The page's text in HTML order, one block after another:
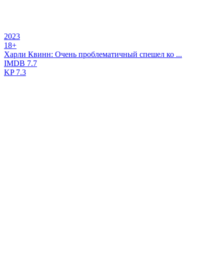
2023
18+
Харли Квинн: Очень проблематичный спешел ко ...
IMDB 7.7
KP7.3